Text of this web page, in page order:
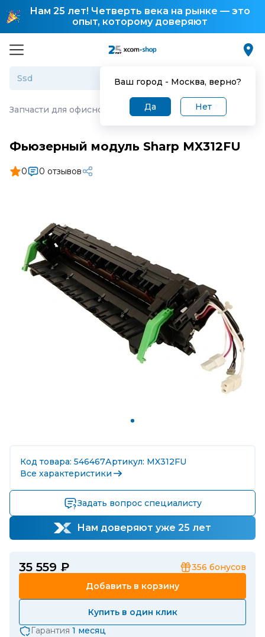
Нам 25 лет! Четверть века на рынке — это
опыт, которому доверяют
Ваш город - Москва, верно?
Да Нет
Запчасти для офисной техники · Фьюзерный модуль
Фьюзерный модуль Sharp MX312FU
0 0 отзывов
Код товара: 546467Артикул: MX312FU
Все характеристики
Задать вопрос специалисту
Нам доверяют уже 25 лет
35 559 ₽ 356 бонусов
Добавить в корзину
Купить в один клик
Гарантия 1 месяц